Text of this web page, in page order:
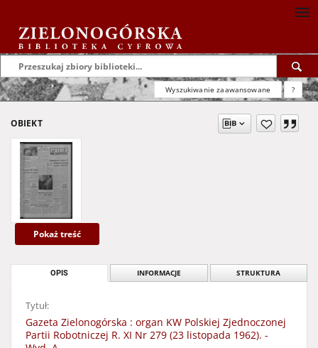
Wyszukiwanie zaawansowane ?
OBIEKT
Pokaż treść
OPIS INFORMACJE STRUKTURA
Tytuł:
Gazeta Zielonogórska : organ KW Polskiej Zjednoczonej
Partii Robotniczej R. XI Nr 279 (23 listopada 1962). -